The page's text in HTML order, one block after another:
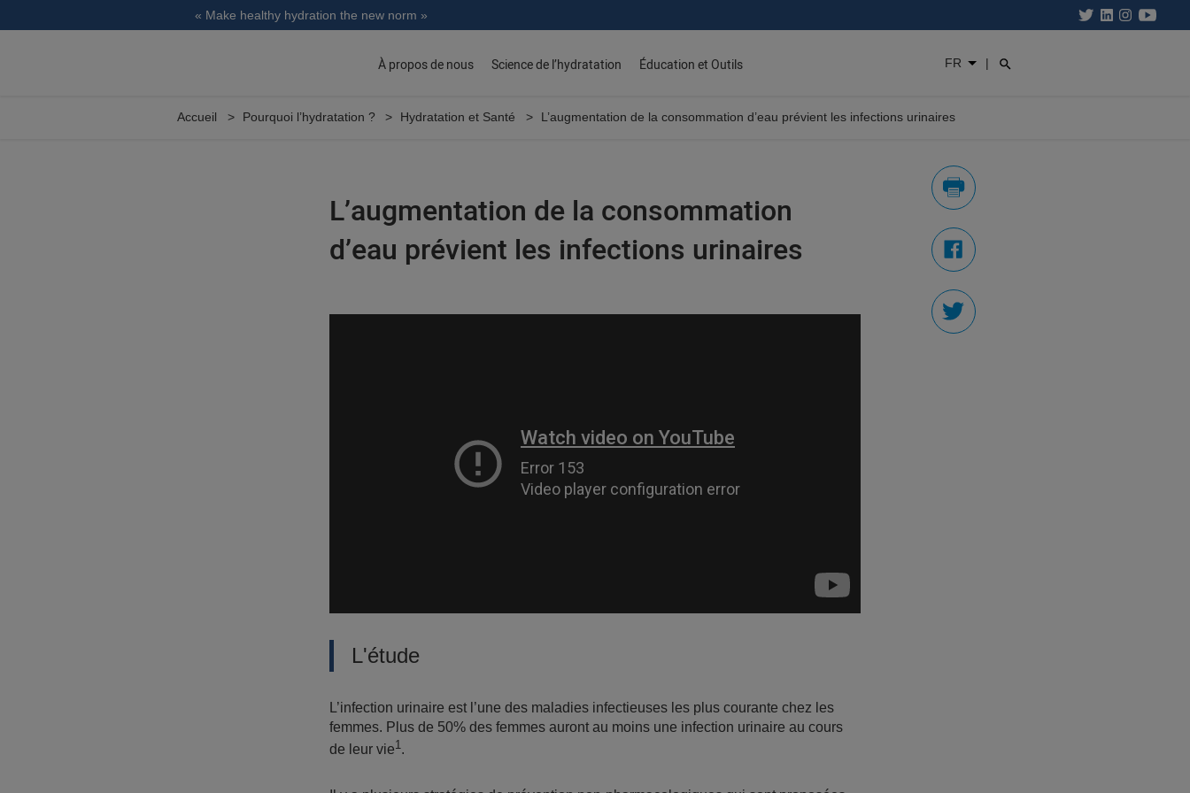
« Make healthy hydration the new norm »
À propos de nous Science de l’hydratation Éducation et Outils FR |
Accueil Pourquoi l’hydratation ? Hydratation et Santé L’augmentation de la consommation d’eau prévient les infections urinaires
L’augmentation de la consommation
d’eau prévient les infections urinaires
L'étude
L’infection urinaire est l’une des maladies infectieuses les plus courante chez les
femmes. Plus de 50% des femmes auront au moins une infection urinaire au cours
de leur vie1.